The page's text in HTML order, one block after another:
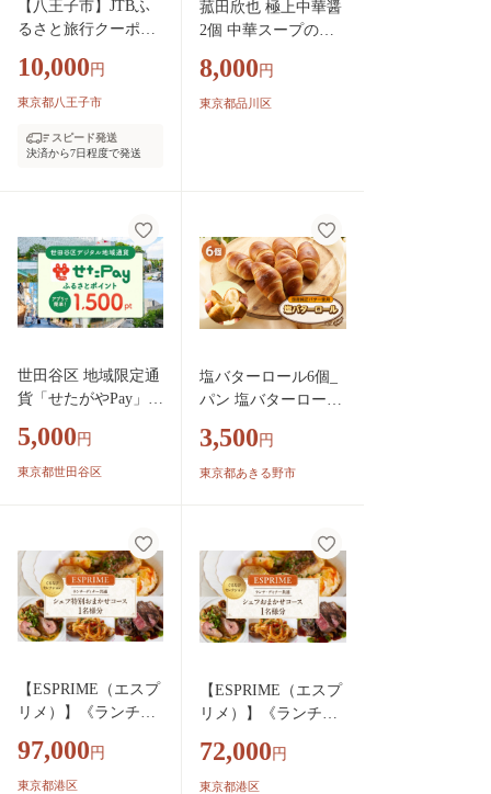
【八王子市】JTBふ
るさと旅行クーポン
間3年（Eメール発
行）｜旅行 トラベル
泊 観光 体験 旅行券
ル 家族 人気 おすす
め 旅行クーポン 店
頭 オンライン ネッ
ト予約 東京 八王子
10,000 円
東京都八王子市
スピード発送
決済から7日程度で発送
菰田欣也 極上中華醤
2個 中華スープの素
調味料 自炊 鍋 餃子
焼売 野菜炒め チャー
8,000 円
東京都品川区
世田谷区 地域限定通
貨「せたがやPay」
00pt（1pt＝1円）1,50
0円分 せたぺい デジ
飲食 宿泊 体験 電子
通貨 東京都 世田谷
5,000 円
東京都世田谷区
塩バターロール6個_
パン 塩バターロール
パン 塩パン 岩塩 国
産純正バター 冷凍 朝
3,500 円
東京都あきる野市
【ESPRIME（エスプ
リメ）】《ランチ・
フ特別おまかせコー
ス 1名様分（ぐるな
97,000 円
東京都港区
【ESPRIME（エスプ
リメ）】《ランチ・
フおまかせコース 1
名様分（ぐるなびセ
72,000 円
東京都港区